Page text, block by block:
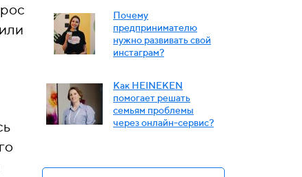
Почему
предпринимателю
нужно развивать свой
инстаграм?
Как HEINEKEN
помогает решать
семьям проблемы
через онлайн-сервис?